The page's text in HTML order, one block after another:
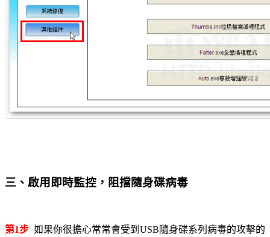
三、啟用即時監控，阻擋隨身碟病毒
第1步 如果你很擔心常常會受到USB隨身碟系列病毒的攻擊的